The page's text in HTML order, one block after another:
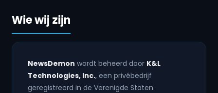
Wie wij zijn
NewsDemon wordt beheerd door K&L
Technologies, Inc., een privébedrijf
geregistreerd in de Verenigde Staten.